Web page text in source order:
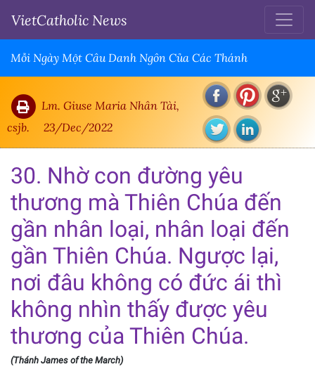
VietCatholic News
Mỗi Ngày Một Câu Danh Ngôn Của Các Thánh
Lm. Giuse Maria Nhân Tài,
csjb.
23/Dec/2022
30. Nhờ con đường yêu
thương mà Thiên Chúa đến
gần nhân loại, nhân loại đến
gần Thiên Chúa. Ngược lại,
nơi đâu không có đức ái thì
không nhìn thấy được yêu
thương của Thiên Chúa.
(Thánh James of the March)